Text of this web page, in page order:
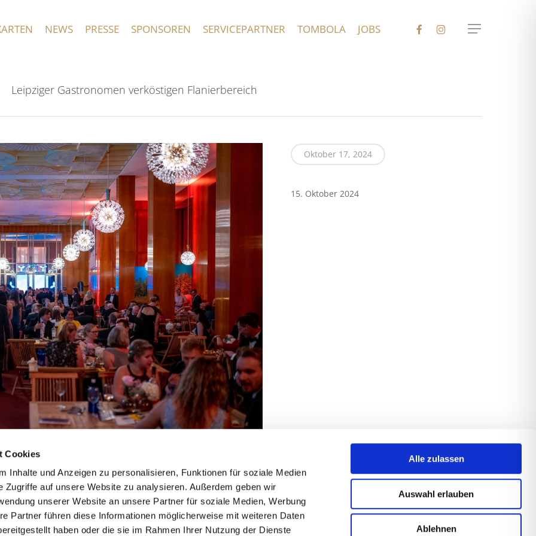
Cookies
Inhalte und Anzeigen zu personalisieren, Funktionen für soziale Medien
Zugriffe auf unsere Website zu analysieren. Außerdem geben wir
unserer Website an unsere Partner für soziale Medien, Werbung
Partner führen diese Informationen möglicherweise mit weiteren Daten
haben oder die sie im Rahmen Ihrer Nutzung der Dienste
Alle zulassen
Auswahl erlauben
Ablehnen
NEWS PRESSE SPONSOREN SERVICEPARTNER TOMBOLA JOBS FACEBOOKINSTAGRAM
Menu
Leipziger Gastronomen verköstigen Flanierbereich
Oktober 17, 2024
15. Oktober 2024